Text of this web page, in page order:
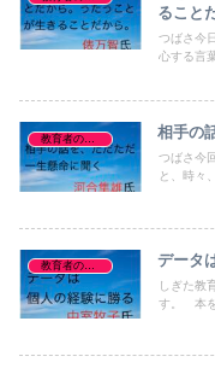
ること
つばさ今
心する言
相手の
つばさ今
と、時々
教育者の名言、格言 データ
しぎた教
す。 本を